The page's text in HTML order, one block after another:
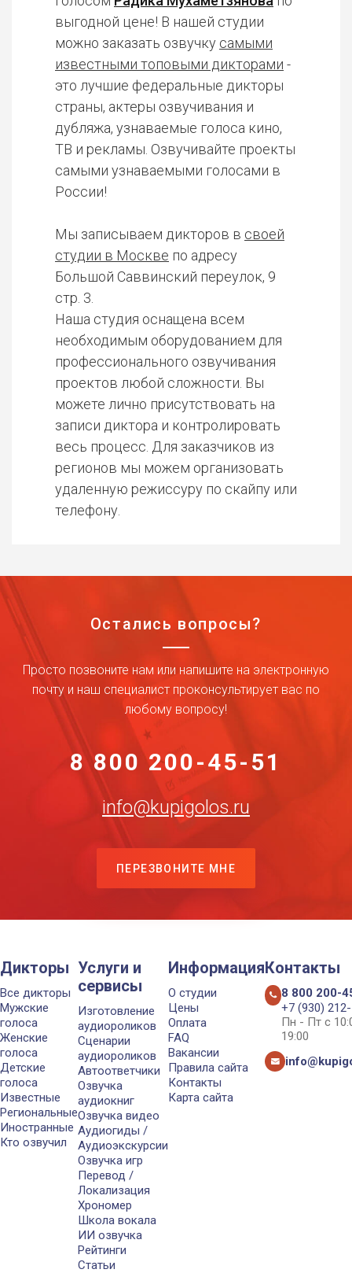
выгодной цене! В нашей студии
можно заказать озвучку самыми
известными топовыми дикторами -
это лучшие федеральные дикторы
страны, актеры озвучивания и
дубляжа, узнаваемые голоса кино,
ТВ и рекламы. Озвучивайте проекты
самыми узнаваемыми голосами в
России!
Мы записываем дикторов в своей
студии в Москве по адресу
Большой Саввинский переулок, 9
стр. 3.
Наша студия оснащена всем
необходимым оборудованием для
профессионального озвучивания
проектов любой сложности. Вы
можете лично присутствовать на
записи диктора и контролировать
весь процесс. Для заказчиков из
регионов мы можем организовать
удаленную режиссуру по скайпу или
телефону.
Остались вопросы?
Просто позвоните нам или напишите на электронную
почту и наш специалист проконсультирует вас по
любому вопросу!
8 800 200-45-51
info@kupigolos.ru
ПЕРЕЗВОНИТЕ МНЕ
Дикторы
Все дикторы
Мужские
голоса
Женские
голоса
Детские
голоса
Известные
Региональные
Иностранные
Кто озвучил
Услуги и
сервисы
Изготовление
аудиороликов
Сценарии
аудиороликов
Автоответчики
Озвучка
аудиокниг
Озвучка видео
Аудиогиды /
Аудиоэкскурсии
Озвучка игр
Перевод /
Локализация
Хрономер
Школа вокала
ИИ озвучка
Рейтинги
Статьи
Информация
О студии
Цены
Оплата
FAQ
Вакансии
Правила сайта
Контакты
Карта сайта
Контакты
8 800 200-
+7 (930)
Пн - Пт с
19:00